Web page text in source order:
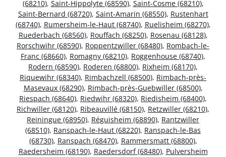
(68210), Saint-Hippolyte (68590), Saint-Cosme (68210),
Saint-Bernard (68720), Saint-Amarin (68550), Rustenhart
(68740), Rumersheim-le-Haut (68740), Ruelisheim (68270),
Ruederbach (68560), Rouffach (68250), Rosenau (68128),
Rorschwihr (68590), Roppentzwiller (68480), Rombach-le-
Franc (68660), Romagny (68210), Roggenhouse (68740),
Rodern (68590), Roderen (68800), Rixheim (68170),
Riquewihr (68340), Rimbachzell (68500), Rimbach-près-
Masevaux (68290), Rimbach-près-Guebwiller (68500),
Riespach (68640), Riedwihr (68320), Riedisheim (68400),
Richwiller (68120), Ribeauvillé (68150), Retzwiller (68210),
Reiningue (68950), Réguisheim (68890), Rantzwiller
(68510), Ranspach-le-Haut (68220), Ranspach-le-Bas
(68730), Ranspach (68470), Rammersmatt (68800),
Raedersheim (68190), Raedersdorf (68480), Pulversheim